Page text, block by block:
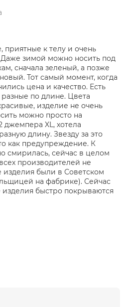
к телу и очень
зимой можно носить под
сначала зеленый, а позже
Тот самый момент, когда
цена и качество. Есть
по длине. Цвета
изделие не очень
можно просто на
джемпера XL, хотела
длину. Звезду за это
как предупреждение. К
смирилась, сейчас в целом
производителей не
изделия были в Советском
на фабрике). Сейчас
изделия быстро покрываются